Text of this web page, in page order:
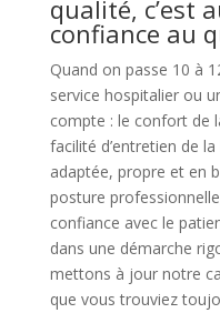
qualité, c’est
confiance au
Quand on passe 10 à
service hospitalier ou
compte : le confort de
facilité d’entretien de
adaptée, propre et en
posture
confiance avec le
dans une démarche
mettons à jour notre
que vous trouviez